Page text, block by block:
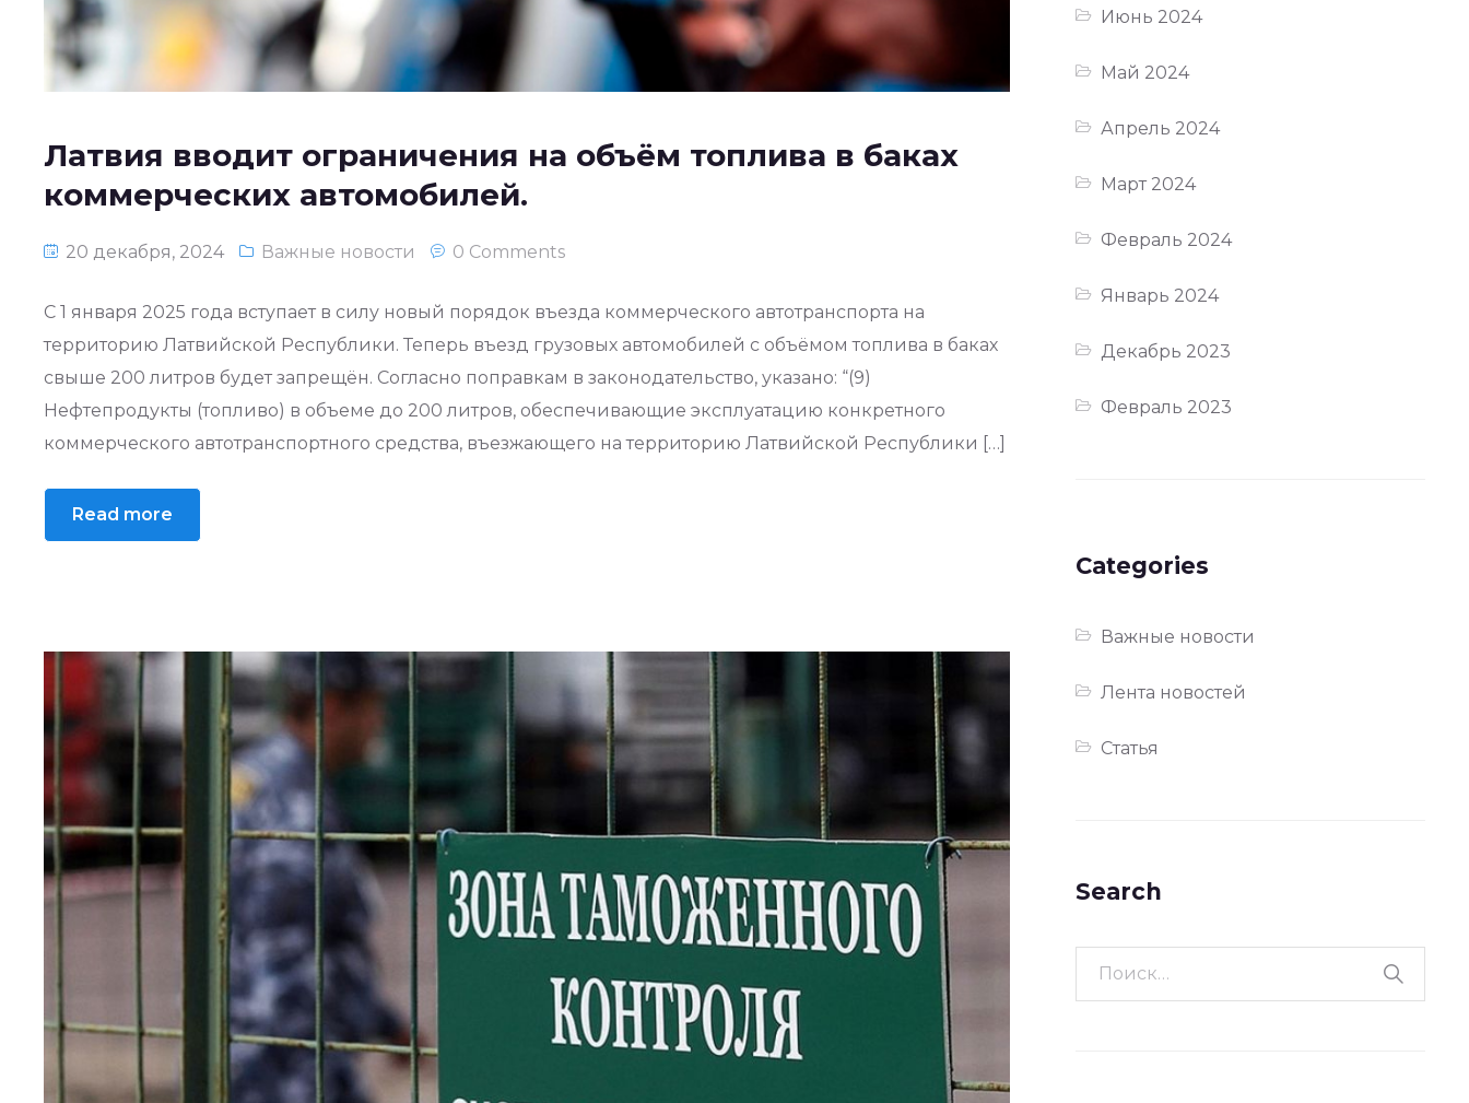
Латвия вводит ограничения на объём топлива в баках
коммерческих автомобилей.
20 декабря, 2024 Важные новости 0 Comments
С 1 января 2025 года вступает в силу новый порядок въезда коммерческого автотранспорта на
территорию Латвийской Республики. Теперь въезд грузовых автомобилей с объёмом топлива в баках
свыше 200 литров будет запрещён. Согласно поправкам в законодательство, указано: “(9)
Нефтепродукты (топливо) в объеме до 200 литров, обеспечивающие эксплуатацию конкретного
коммерческого автотранспортного средства, въезжающего на территорию Латвийской Республики […]
Read more
Июнь 2024
Май 2024
Апрель 2024
Март 2024
Февраль 2024
Январь 2024
Декабрь 2023
Февраль 2023
Categories
Важные новости
Лента новостей
Статья
Search